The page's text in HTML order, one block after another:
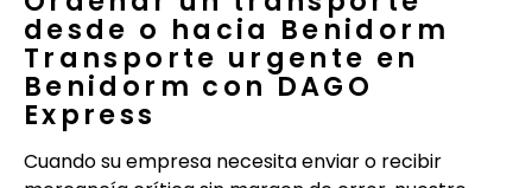
desde o hacia Benidorm
Transporte urgente en
Benidorm con DAGO
Express
Cuando su empresa necesita enviar o recibir